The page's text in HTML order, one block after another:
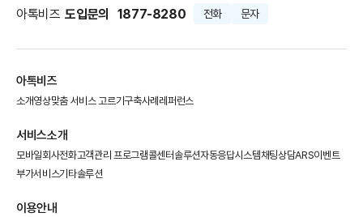
아톡비즈 도입문의 1877-8280 전화 문자
아톡비즈
소개영상맞춤 서비스 고르기구축사례 레퍼런스
서비스소개
모바일회사전화고객관리 프로그램콜센터솔루션자동응답시스템채팅상담ARS이벤트
부가서비스기타솔루션
이용안내